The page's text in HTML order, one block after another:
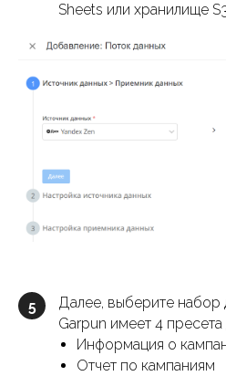
Sheets или хранилище
5
Далее, выберите набор
Garpun имеет 4 пресета
Информация о
Отчет по кампаниям